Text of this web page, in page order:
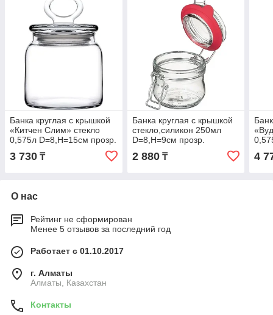
Банка круглая с крышкой
«Китчен Слим» стекло
0,575л D=8,H=15см прозр.
3 730 ₸
Банка круглая с крышкой
стекло,силикон 250мл
D=8,H=9см прозр.
2 880₸ 4
О нас
Рейтинг не сформирован
Менее 5 отзывов за последний год
Работает с 01.10.2017
г. Алматы
Алматы, Казахстан
Контакты